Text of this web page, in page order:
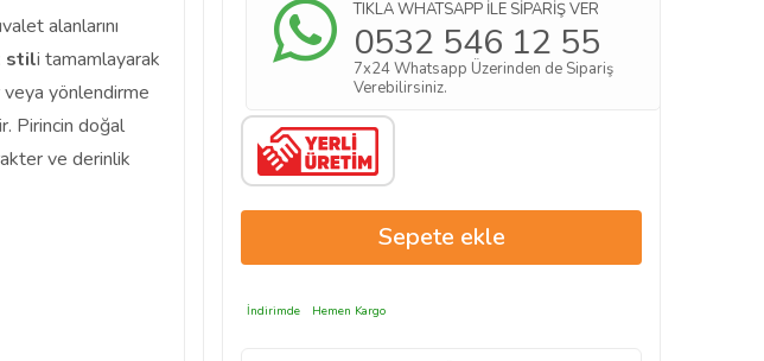
alanlarını
stili tamamlayarak
veya yönlendirme
Pirincin doğal
ve derinlik
TIKLA WHATSAPP İLE SİPARİŞ VER
0532 546 12 55
7x24 Whatsapp Üzerinden de Sipariş
Verebilirsiniz.
İndirimde Hemen Kargo